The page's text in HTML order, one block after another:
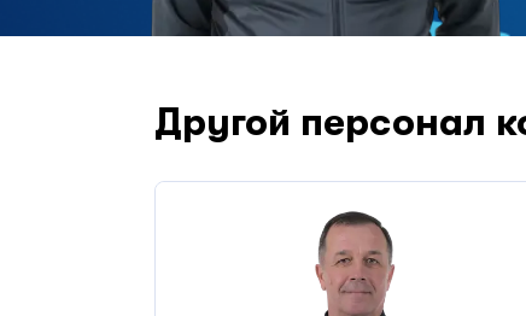
Другой персонал